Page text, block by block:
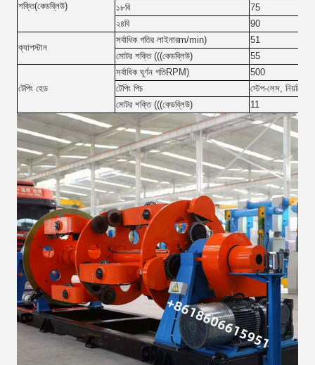
শক্তি(কেডব্লিউ)
১৮বি
75
২৪বি
90
ক্যাপস্টান
সর্বাধিক গতির লাইনারm/min)
51
মোটর শক্তি (((কেডব্লিউ) 55
টেপিং হেড
সর্বাধিক ঘূর্ণন গতিRPM)
500
টেপিং পিচ
স্টেপ-লেস, নিয়মিত
মোটর শক্তি (((কেডব্লিউ) 11